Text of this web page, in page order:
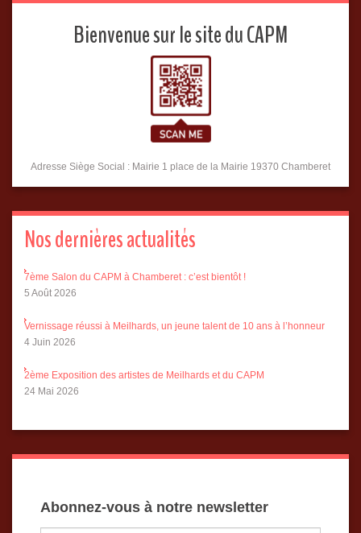
Bienvenue sur le site du CAPM
Adresse Siège Social : Mairie 1 place de la Mairie 19370 Chamberet
Nos dernières actualités
7ème Salon du CAPM à Chamberet : c’est bientôt !
5 Août 2026
Vernissage réussi à Meilhards, un jeune talent de 10 ans à l’honneur
4 Juin 2026
2ème Exposition des artistes de Meilhards et du CAPM
24 Mai 2026
Abonnez-vous à notre newsletter